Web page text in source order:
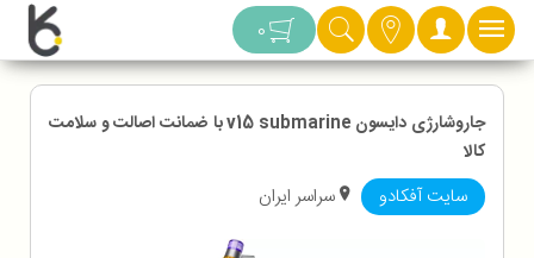
دسته بندی 0
جاروشارژی دایسون v15 submarine با ضمانت اصالت و سلامت
کالا
سایت آفکادو سراسر ایران